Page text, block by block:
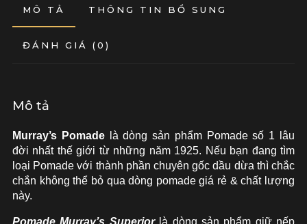
MÔ TẢ THÔNG TIN BỔ SUNG
ĐÁNH GIÁ (0)
Mô tả
Murray’s Pomadelà dòng sản phẩm Pomade số 1 lâu
đời nhất thế giới từ những năm 1925. Nếu bạn đang tìm
loại Pomade với thành phần chuyên gốc dầu dừa thì chắc
chắn không thể bỏ qua dòng pomade giá rẻ & chất lượng
này.
Pomade Murray’s Superiorlà dòng sản phẩm giữ nếp